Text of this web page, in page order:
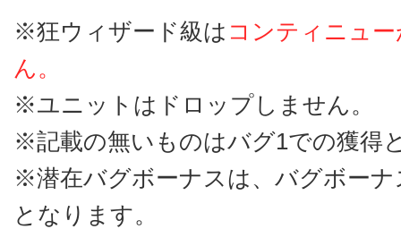
※狂ウィザード級は コンティニュ
ん。
※ユニットはドロップしません。
※記載の無いものはバグ1での獲得
※潜在バグボーナスは、バグボーナ
となります。